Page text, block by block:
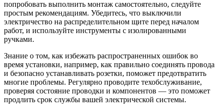
попробовать выполнить монтаж самостоятельно, следуйте
простым рекомендациям. Убедитесь, что выключили
электричество на распределительном щите перед началом
работ, и используйте инструменты с изолированными
ручками.
Знание о том, как избежать распространенных ошибок во
время установки, например, как правильно соединять провода
и безопасно устанавливать розетки, поможет предотвратить
многие проблемы. Регулярно проводите техобслуживание,
проверяя состояние проводки и компонентов — это поможет
продлить срок службы вашей электрической системы.